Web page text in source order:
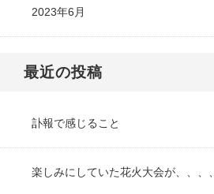
2023年6月
最近の投稿
訃報で感じること
楽しみにしていた花火大会が、、、、